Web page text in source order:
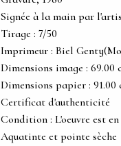
Signée à la main par
Tirage : 7/50
Imprimeur : Biel
Dimensions image : 69.00
Dimensions papier : 91.00
Certificat d'authenticité
Condition : L'oeuvre est
Aquatinte et pointe sèche